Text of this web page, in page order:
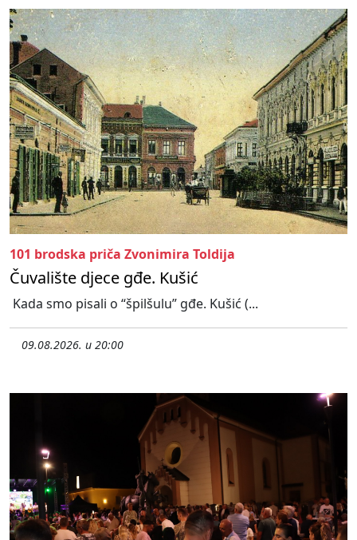
101 brodska priča Zvonimira Toldija
Čuvalište djece gđe. Kušić
Kada smo pisali o “špilšulu” gđe. Kušić (...
09.08.2026. u 20:00